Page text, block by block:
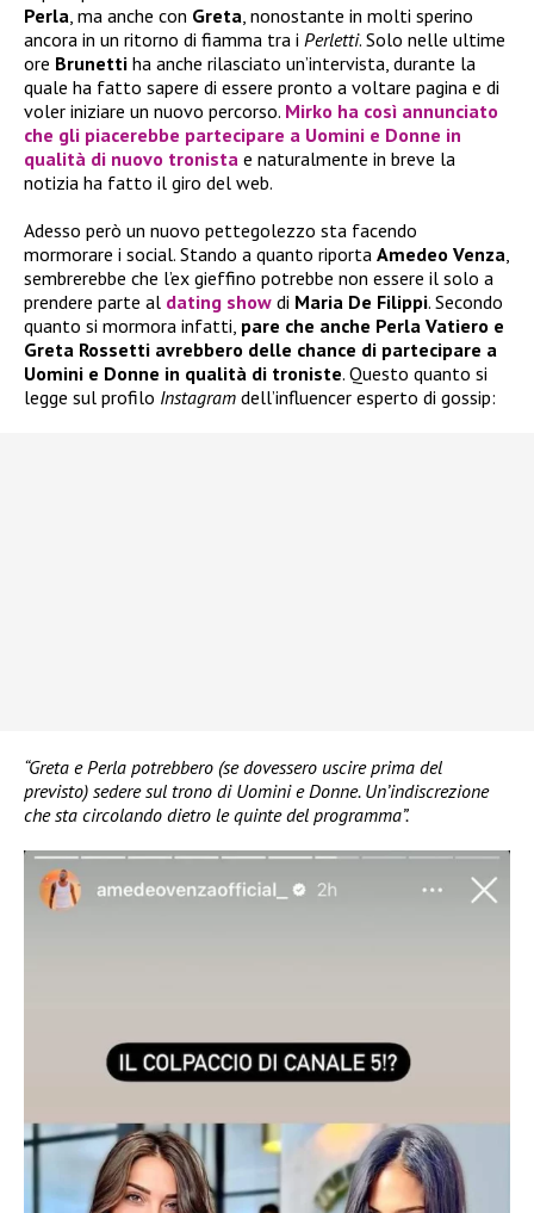
Perla, ma anche con Greta, nonostante in molti sperino
ancora in un ritorno di fiamma tra i Perletti. Solo nelle ultime
ore Brunetti ha anche rilasciato un’intervista, durante la
quale ha fatto sapere di essere pronto a voltare pagina e di
voler iniziare un nuovo percorso. Mirko ha così annunciato
che gli piacerebbe partecipare a Uomini e Donne in
qualità di nuovo tronista e naturalmente in breve la
notizia ha fatto il giro del web.
Adesso però un nuovo pettegolezzo sta facendo
mormorare i social. Stando a quanto riporta Amedeo Venza,
sembrerebbe che l’ex gieffino potrebbe non essere il solo a
prendere parte al dating show di Maria De Filippi. Secondo
quanto si mormora infatti, pare che anche Perla Vatiero e
Greta Rossetti avrebbero delle chance di partecipare a
Uomini e Donne in qualità di troniste. Questo quanto si
legge sul profilo Instagram dell’influencer esperto di gossip:
“Greta e Perla potrebbero (se dovessero uscire prima del
previsto) sedere sul trono di Uomini e Donne. Un’indiscrezione
che sta circolando dietro le quinte del programma”.